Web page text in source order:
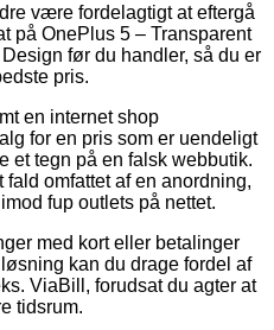
være fordelagtigt at eftergå
på OnePlus 5 – Transparent
før du handler, så du er
pris.
en internet shop
for en pris som er uendeligt
et tegn på en falsk webbutik.
omfattet af en anordning,
fup outlets på nettet.
med kort eller betalinger
kan du drage fordel af
ViaBill, forudsat du agter at
tidsrum.